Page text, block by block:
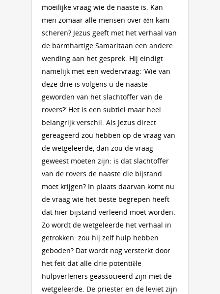
moeilijke vraag wie de naaste is. Kan
men zomaar alle mensen over één kam
scheren? Jezus geeft met het verhaal van
de barmhartige Samaritaan een andere
wending aan het gesprek. Hij eindigt
namelijk met een wedervraag: ‘Wie van
deze drie is volgens u de naaste
geworden van het slachtoffer van de
rovers?’ Het is een subtiel maar heel
belangrijk verschil. Als Jezus direct
gereageerd zou hebben op de vraag van
de wetgeleerde, dan zou de vraag
geweest moeten zijn: is dat slachtoffer
van de rovers de naaste die bijstand
moet krijgen? In plaats daarvan komt nu
de vraag wie het beste begrepen heeft
dat hier bijstand verleend moet worden.
Zo wordt de wetgeleerde het verhaal in
getrokken: zou hij zelf hulp hebben
geboden? Dat wordt nog versterkt door
het feit dat alle drie potentiële
hulpverleners geassocieerd zijn met de
wetgeleerde. De priester en de leviet zijn